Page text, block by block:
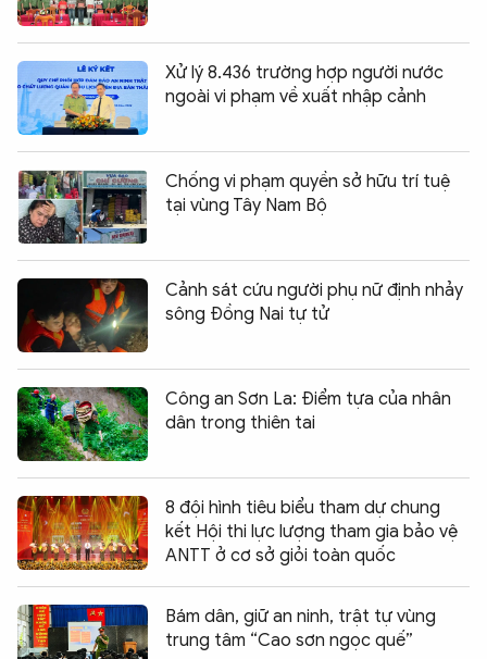
Xử lý 8.436 trường hợp người nước
ngoài vi phạm về xuất nhập cảnh
Chống vi phạm quyền sở hữu trí tuệ
tại vùng Tây Nam Bộ
Cảnh sát cứu người phụ nữ định nhảy
sông Đồng Nai tự tử
Công an Sơn La: Điểm tựa của nhân
dân trong thiên tai
8 đội hình tiêu biểu tham dự chung
kết Hội thi lực lượng tham gia bảo vệ
ANTT ở cơ sở giỏi toàn quốc
Bám dân, giữ an ninh, trật tự vùng
trung tâm “Cao sơn ngọc quế”